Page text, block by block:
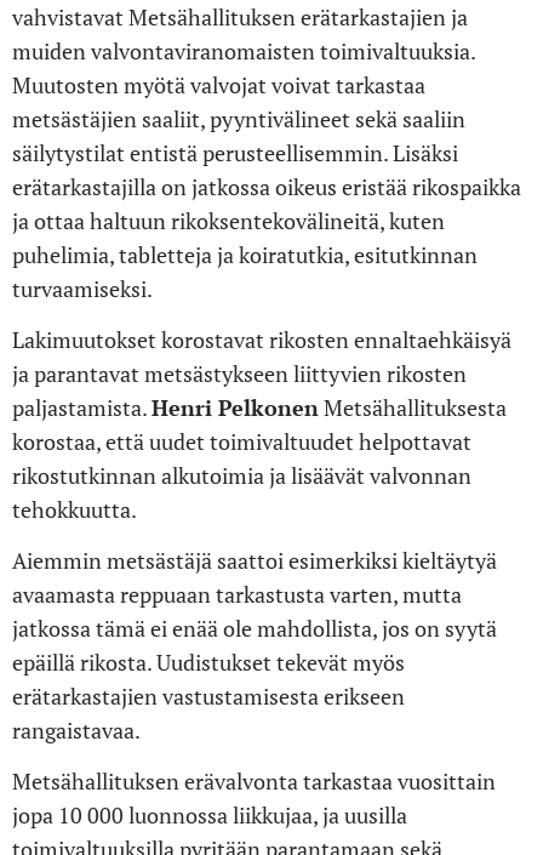
vahvistavat Metsähallituksen erätarkastajien ja
muiden valvontaviranomaisten toimivaltuuksia.
Muutosten myötä valvojat voivat tarkastaa
metsästäjien saaliit, pyyntivälineet sekä saaliin
säilytystilat entistä perusteellisemmin. Lisäksi
erätarkastajilla on jatkossa oikeus eristää rikospaikka
ja ottaa haltuun rikoksentekovälineitä, kuten
puhelimia, tabletteja ja koiratutkia, esitutkinnan
turvaamiseksi.
Lakimuutokset korostavat rikosten ennaltaehkäisyä
ja parantavat metsästykseen liittyvien rikosten
paljastamista.Henri PelkonenMetsähallituksesta
korostaa, että uudet toimivaltuudet helpottavat
rikostutkinnan alkutoimia ja lisäävät valvonnan
tehokkuutta.
Aiemmin metsästäjä saattoi esimerkiksi kieltäytyä
avaamasta reppuaan tarkastusta varten, mutta
jatkossa tämä ei enää ole mahdollista, jos on syytä
epäillä rikosta. Uudistukset tekevät myös
erätarkastajien vastustamisesta erikseen
rangaistavaa.
Metsähallituksen erävalvonta tarkastaa vuosittain
jopa 10 000 luonnossa liikkujaa, ja uusilla